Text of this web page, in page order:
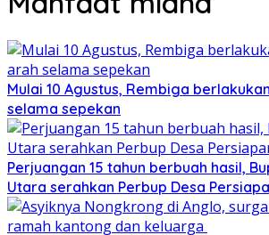
Mulai 10 Agustus, Rembiga
selama sepekan
Perjuangan 15 tahun berbuah hasil,
Utara serahkan Perbup Desa